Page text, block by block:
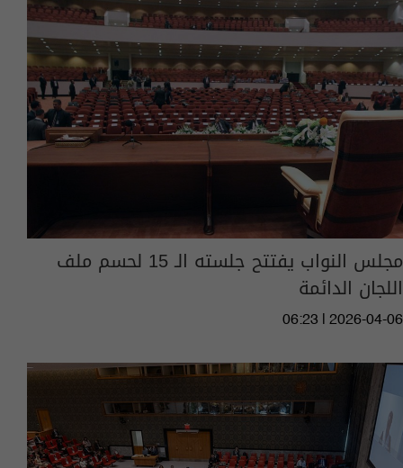
مجلس النواب يفتتح جلسته الـ 15 لحسم ملف
اللجان الدائمة
06:23 | 2026-04-06